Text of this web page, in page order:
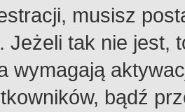
musisz
Jeżeli tak nie jest,
wymagają
bądź